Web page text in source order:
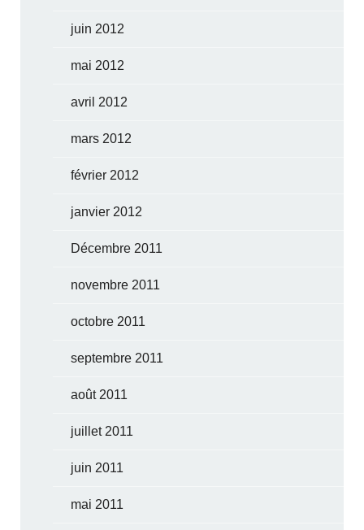
juin 2012
mai 2012
avril 2012
mars 2012
février 2012
janvier 2012
Décembre 2011
novembre 2011
octobre 2011
septembre 2011
août 2011
juillet 2011
juin 2011
mai 2011